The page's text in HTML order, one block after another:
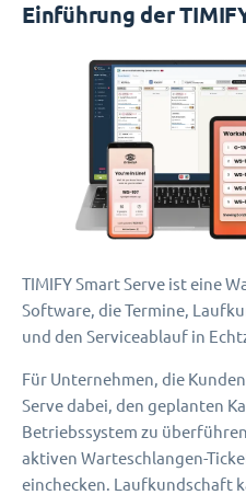
Einführung der
TIMIFY Smart Serve ist eine
Software, die Termine,
und den Serviceablauf in
Für Unternehmen, die
Serve dabei, den geplanten
Betriebssystem zu
aktiven Warteschlangen-
einchecken. Laufkundschaft